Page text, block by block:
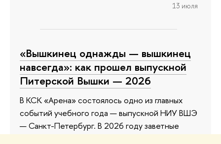
13 июля
«Вышкинец однажды — вышкинец
навсегда»: как прошел выпускной
Питерской Вышки — 2026
В КСК «Арена» состоялось одно из главных
событий учебного года — выпускной НИУ ВШЭ
— Санкт-Петербург. В 2026 году заветные